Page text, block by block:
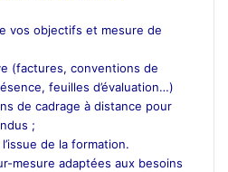
vos objectifs et mesure de
(factures, conventions de
feuilles d’évaluation…)
de cadrage à distance pour
;
de la formation.
mesure adaptées aux besoins